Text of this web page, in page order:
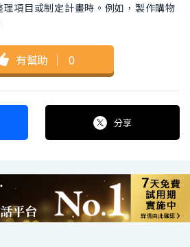
理項目或制定計畫時。例如，製作購物
有幫助 ｜ 0
分享